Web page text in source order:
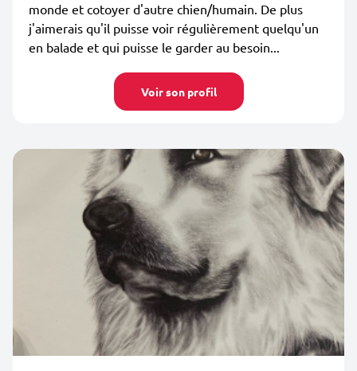
monde et cotoyer d'autre chien/humain. De plus
j'aimerais qu'il puisse voir régulièrement quelqu'un
en balade et qui puisse le garder au besoin...
Voir son profil